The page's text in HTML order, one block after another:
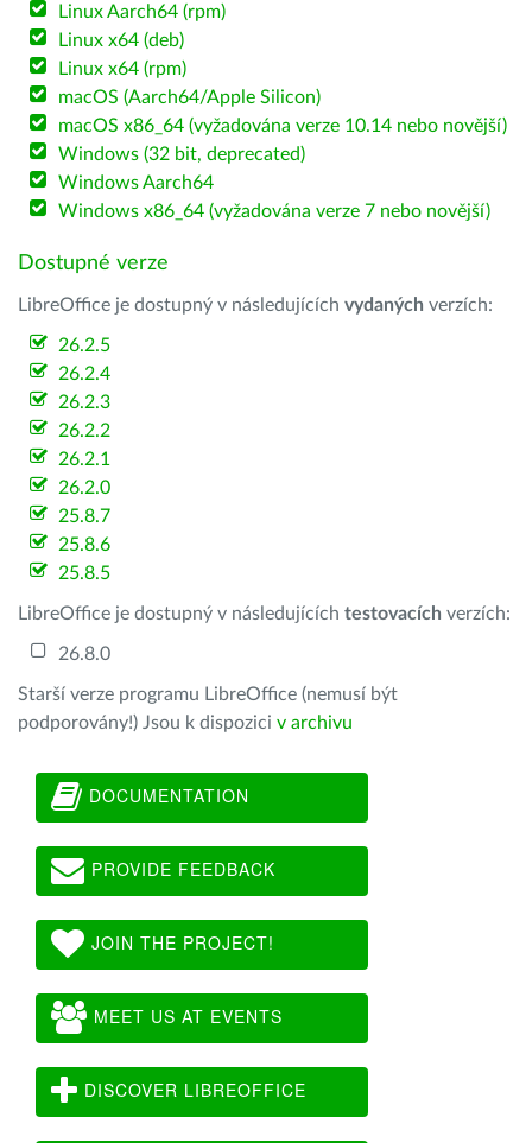
Linux Aarch64 (rpm)
Linux x64 (deb)
Linux x64 (rpm)
macOS (Aarch64/Apple Silicon)
macOS x86_64 (vyžadována verze 10.14 nebo novější)
Windows (32 bit, deprecated)
Windows Aarch64
Windows x86_64 (vyžadována verze 7 nebo novější)
Dostupné verze
LibreOffice je dostupný v následujících vydaných verzích:
26.2.5
26.2.4
26.2.3
26.2.2
26.2.1
26.2.0
25.8.7
25.8.6
25.8.5
LibreOffice je dostupný v následujících testovacích verzích:
26.8.0
Starší verze programu LibreOffice (nemusí být
podporovány!) Jsou k dispozici v archivu
DOCUMENTATION
PROVIDE FEEDBACK
JOIN THE PROJECT!
MEET US AT EVENTS
DISCOVER LIBREOFFICE